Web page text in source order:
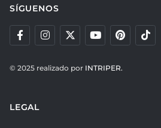
SÍGUENOS
© 2025 realizado por INTRIPER.
LEGAL